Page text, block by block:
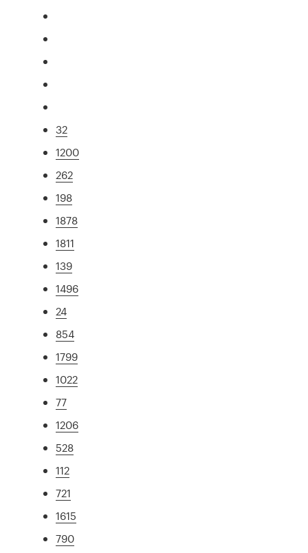
32
1200
262
198
1878
1811
139
1496
24
854
1799
1022
77
1206
528
112
721
1615
790